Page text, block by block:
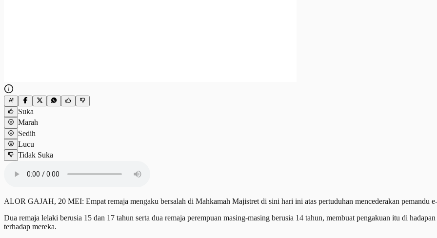
Suka
Marah
Sedih
Lucu
Tidak Suka
ALOR GAJAH, 20 MEI: Empat remaja mengaku bersalah di Mahkamah Majistret di sini hari ini atas pertuduhan mencederakan pemandu
Dua remaja lelaki berusia 15 dan 17 tahun serta dua remaja perempuan masing-masing berusia 14 tahun, membuat pengakuan itu di
terhadap mereka.